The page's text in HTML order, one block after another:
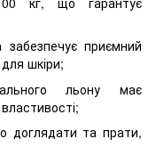
приємний
шкіри;
льону має
доглядати та прати,